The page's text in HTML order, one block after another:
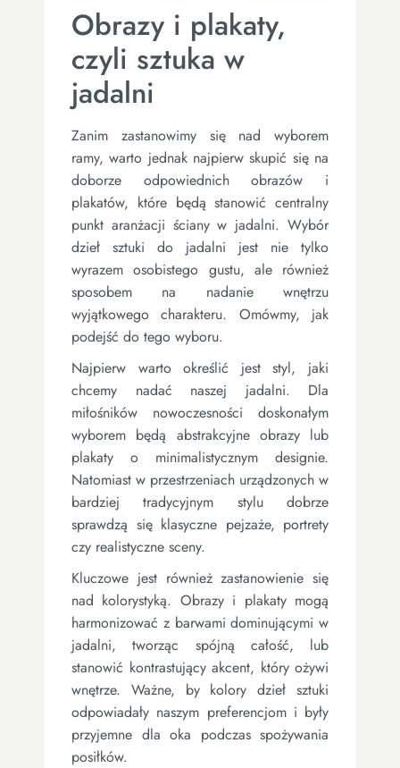
Obrazy i plakaty,
czyli sztuka w
jadalni
Zanim zastanowimy się nad wyborem
ramy, warto jednak najpierw skupić się na
doborze odpowiednich obrazów i
plakatów, które będą stanowić centralny
punkt aranżacji ściany w jadalni. Wybór
dzieł sztuki do jadalni jest nie tylko
wyrazem osobistego gustu, ale również
sposobem na nadanie wnętrzu
wyjątkowego charakteru. Omówmy, jak
podejść do tego wyboru.
Najpierw warto określić jest styl, jaki
chcemy nadać naszej jadalni. Dla
miłośników nowoczesności doskonałym
wyborem będą abstrakcyjne obrazy lub
plakaty o minimalistycznym designie.
Natomiast w przestrzeniach urządzonych w
bardziej tradycyjnym stylu dobrze
sprawdzą się klasyczne pejzaże, portrety
czy realistyczne sceny.
Kluczowe jest również zastanowienie się
nad kolorystyką. Obrazy i plakaty mogą
harmonizować z barwami dominującymi w
jadalni, tworząc spójną całość, lub
stanowić kontrastujący akcent, który ożywi
wnętrze. Ważne, by kolory dzieł sztuki
odpowiadały naszym preferencjom i były
przyjemne dla oka podczas spożywania
posiłków.